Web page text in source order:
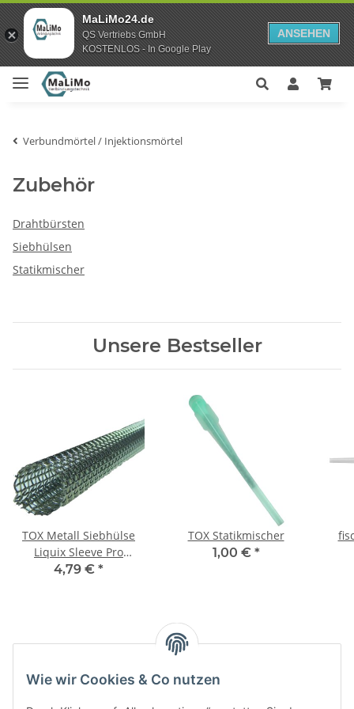
MaLiMo24.de
QS Vertriebs GmbH
KOSTENLOS - In Google Play
ANSEHEN
Verbundmörtel / Injektionsmörtel
Zubehör
Drahtbürsten
Siebhülsen
Statikmischer
Unsere Bestseller
TOX Metall Siebhülse
Liquix Sleeve Pro
15/1000 mm
4,79 € *
TOX Statikmischer
1,00 € *
Wie wir Cookies & Co nutzen